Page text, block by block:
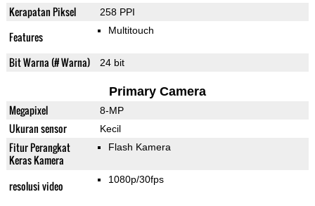
Kerapatan Piksel 258 PPI
Features Multitouch
Bit Warna (# Warna) 24 bit
Primary Camera
Megapixel 8-MP
Ukuran sensor Kecil
Fitur Perangkat
Keras Kamera
Flash Kamera
resolusi video 1080p/30fps